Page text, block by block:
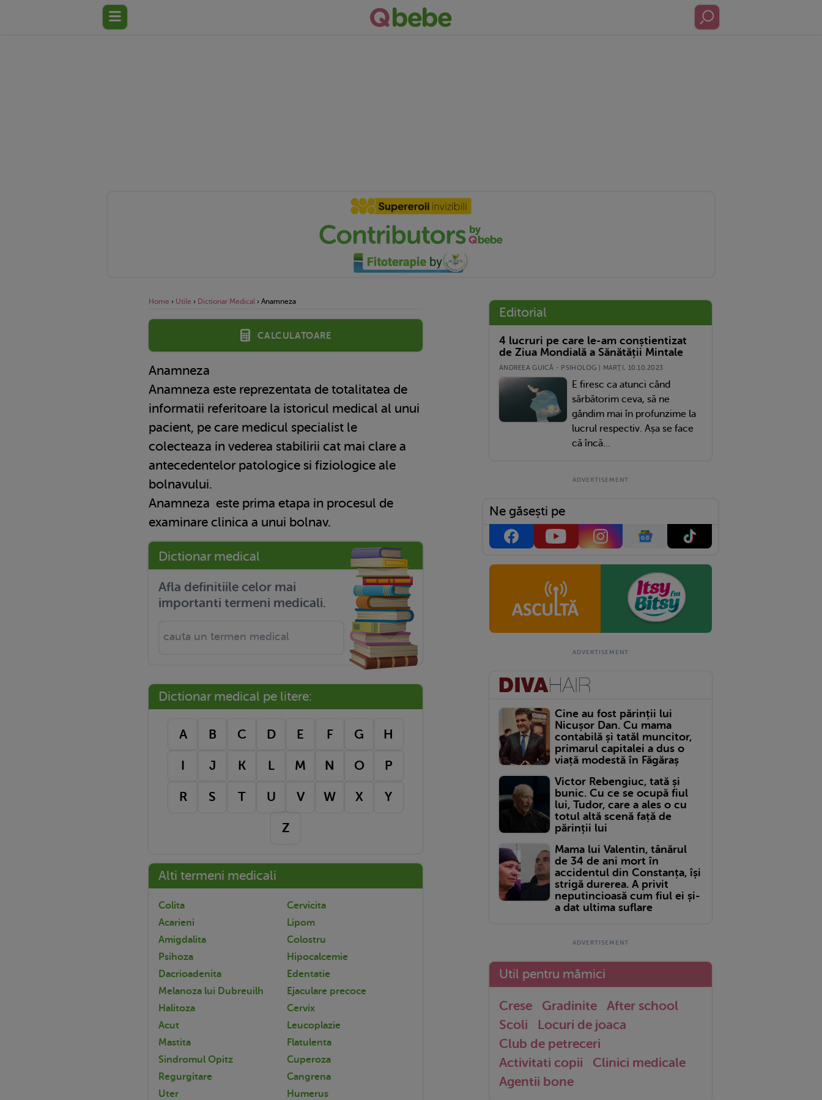
Home › Utile › Dictionar Medical › Anamneza
Calculatoare
Anamneza
Anamneza este reprezentata de totalitatea de
informatii referitoare la istoricul medical al unui
pacient, pe care medicul specialist le
colecteaza in vederea stabilirii cat mai clare a
antecedentelor patologice si fiziologice ale
bolnavului.
Anamneza este prima etapa in procesul de
examinare clinica a unui bolnav.
Dictionar medical
Afla definitiile celor mai
importanti termeni medicali.
Dictionar medical pe litere:
A B C D E F G H
I J K L M N O P
R S T U V W X Y
Z
Alti termeni medicali
Colita
Cervicita
Acarieni
Lipom
Amigdalita
Colostru
Psihoza
Hipocalcemie
Dacrioadenita
Edentatie
Melanoza lui Dubreuilh
Ejaculare precoce
Halitoza
Cervix
Acut
Leucoplazie
Mastita
Flatulenta
Sindromul Opitz
Cuperoza
Regurgitare
Cangrena
Uter
Humerus
Editorial
4 lucruri pe care le-am conștientizat
de Ziua Mondială a Sănătății Mintale
ANDREEA GUICĂ - PSIHOLOG | MARŢI, 10.10.2023
E firesc ca atunci când
sărbătorim ceva, să ne
gândim mai în profunzime la
lucrul respectiv. Așa se face
că încă...
Ne găsești pe
Cine au fost părinții lui
Nicușor Dan. Cu mama
contabilă și tatăl muncitor,
primarul capitalei a dus o
viață modestă în Făgăraș
Victor Rebengiuc, tată și
bunic. Cu ce se ocupă fiul
lui, Tudor, care a ales o cu
totul altă scenă față de
părinții lui
Mama lui Valentin, tânărul
de 34 de ani mort în
accidentul din Constanța, își
strigă durerea. A privit
neputincioasă cum fiul ei și-
a dat ultima suflare
Util pentru mămici
Crese Gradinite
After school
Scoli
Locuri de joaca
Club de petreceri
Activitati copii
Clinici medicale
Agentii bone